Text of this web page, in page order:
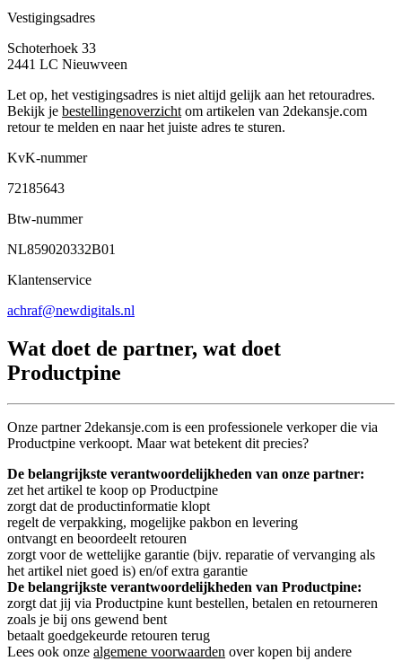
Vestigingsadres
Schoterhoek 33
2441 LC Nieuwveen
Let op, het vestigingsadres is niet altijd gelijk aan het retouradres.
Bekijk je bestellingenoverzicht om artikelen van 2dekansje.com
retour te melden en naar het juiste adres te sturen.
KvK-nummer
72185643
Btw-nummer
NL859020332B01
Klantenservice
achraf@newdigitals.nl
Wat doet de partner, wat doet
Productpine
Onze partner 2dekansje.com is een professionele verkoper die via
Productpine verkoopt. Maar wat betekent dit precies?
De belangrijkste verantwoordelijkheden van onze partner:
zet het artikel te koop op Productpine
zorgt dat de productinformatie klopt
regelt de verpakking, mogelijke pakbon en levering
ontvangt en beoordeelt retouren
zorgt voor de wettelijke garantie (bijv. reparatie of vervanging als
het artikel niet goed is) en/of extra garantie
De belangrijkste verantwoordelijkheden van Productpine:
zorgt dat jij via Productpine kunt bestellen, betalen en retourneren
zoals je bij ons gewend bent
betaalt goedgekeurde retouren terug
Lees ook onze algemene voorwaarden over kopen bij andere